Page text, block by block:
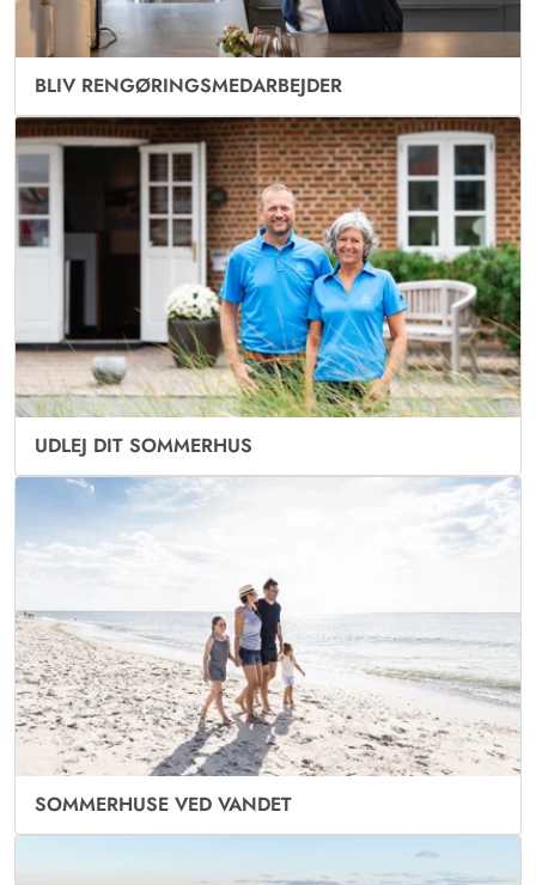
BLIV RENGØRINGSMEDARBEJDER
UDLEJ DIT SOMMERHUS
SOMMERHUSE VED VANDET